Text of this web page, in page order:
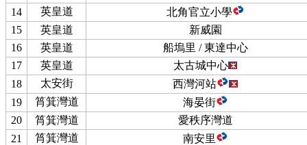
14
英皇道
北角官立小學
15
英皇道
新威園
16
英皇道
船塢里 / 東達中心
17
英皇道
太古城中心
18
太安街
西灣河站
19
筲箕灣道
海晏街
20
筲箕灣道
愛秩序灣道
21
筲箕灣道
南安里